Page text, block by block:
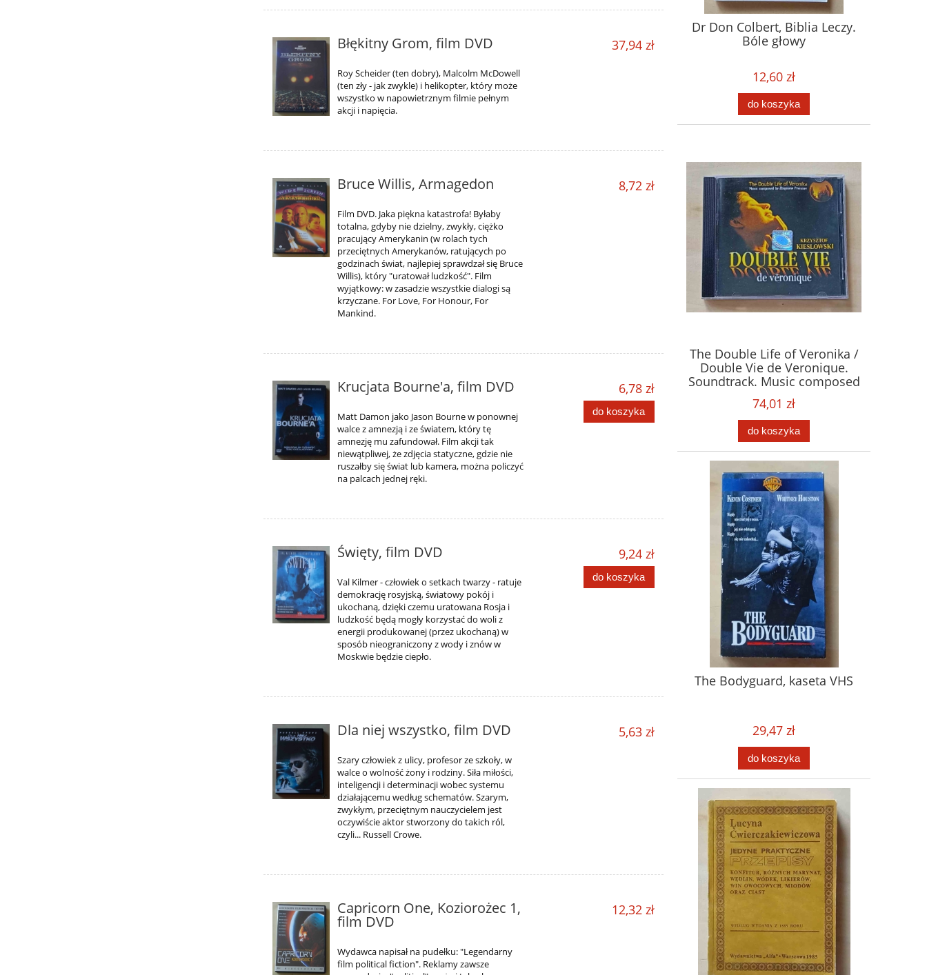
Błękitny Grom, film DVD
Roy Scheider (ten dobry), Malcolm McDowell
(ten zły - jak zwykle) i helikopter, który może
wszystko w napowietrznym filmie pełnym
akcji i napięcia.
37,94 zł
Bruce Willis, Armagedon
Film DVD. Jaka piękna katastrofa! Byłaby
totalna, gdyby nie dzielny, zwykły, ciężko
pracujący Amerykanin (w rolach tych
przeciętnych Amerykanów, ratujących po
godzinach świat, najlepiej sprawdzał się Bruce
Willis), który "uratował ludzkość". Film
wyjątkowy: w zasadzie wszystkie dialogi są
krzyczane. For Love, For Honour, For
Mankind.
8,72 zł
Krucjata Bourne'a, film DVD
Matt Damon jako Jason Bourne w ponownej
walce z amnezją i ze światem, który tę
amnezję mu zafundował. Film akcji tak
niewątpliwej, że zdjęcia statyczne, gdzie nie
ruszałby się świat lub kamera, można policzyć
na palcach jednej ręki.
6,78 zł
do koszyka
Święty, film DVD
Val Kilmer - człowiek o setkach twarzy - ratuje
demokrację rosyjską, światowy pokój i
ukochaną, dzięki czemu uratowana Rosja i
ludzkość będą mogły korzystać do woli z
energii produkowanej (przez ukochaną) w
sposób nieograniczony z wody i znów w
Moskwie będzie ciepło.
9,24 zł
do koszyka
Dla niej wszystko, film DVD
Szary człowiek z ulicy, profesor ze szkoły, w
walce o wolność żony i rodziny. Siła miłości,
inteligencji i determinacji wobec systemu
działającemu według schematów. Szarym,
zwykłym, przeciętnym nauczycielem jest
oczywiście aktor stworzony do takich ról,
czyli... Russell Crowe.
5,63 zł
Capricorn One, Koziorożec 1,
film DVD
Wydawca napisał na pudełku: "Legendarny
film political fiction". Reklamy zawsze
12,32 zł
Dr Don Colbert, Biblia Leczy.
Bóle głowy
12,60 zł
do koszyka
The Double Life of Veronika /
Double Vie de Veronique.
Soundtrack. Music composed
by Zbigniew Preisner. Płyta
CD
74,01 zł
do koszyka
The Bodyguard, kaseta VHS
29,47 zł
do koszyka